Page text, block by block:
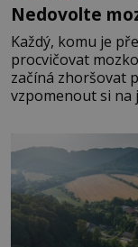
Nedovolte
Každý, komu je
procvičovat
začíná zhoršovat
vzpomenout si na
Je to opravdu
rozhodla